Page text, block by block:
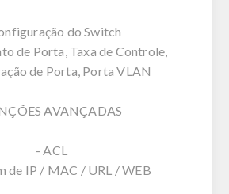
do Switch
de Porta, Taxa de Controle,
de Porta, Porta VLAN
AVANÇADAS
- ACL
de IP / MAC / URL / WEB